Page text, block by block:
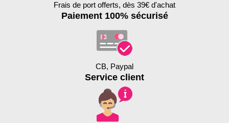
Frais de port offerts, dès 39€ d'achat
Paiement 100% sécurisé
CB, Paypal
Service client